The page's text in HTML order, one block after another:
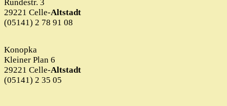
Rundestr. 3
29221 Celle-Altstadt
(05141) 2 78 91 08
Konopka
Kleiner Plan 6
29221 Celle-Altstadt
(05141) 2 35 05